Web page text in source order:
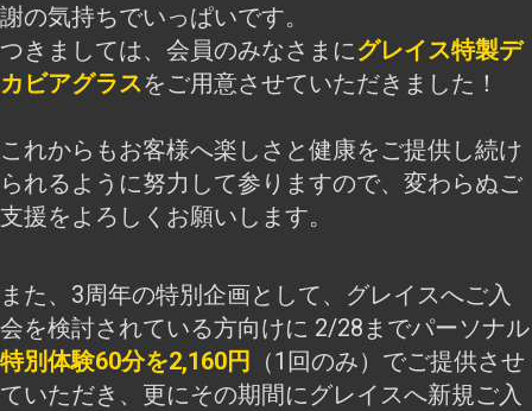
謝の気持ちでいっぱいです。
つきましては、会員のみなさまにグレイス特製デ
カビアグラスをご用意させていただきました！
これからもお客様へ楽しさと健康をご提供し続け
られるように努力して参りますので、変わらぬご
支援をよろしくお願いします。
また、3周年の特別企画として、グレイスへご入
会を検討されている方向けに 2/28までパーソナル
特別体験60分を2,160円
（1回のみ）でご提供させ
ていただき、更にその期間にグレイスへ新規ご入